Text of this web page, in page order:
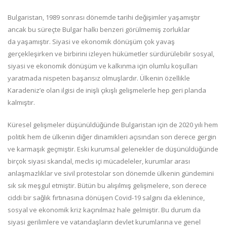
Bulgaristan, 1989 sonrası dönemde tarihi değişimler yaşamıştır
ancak bu süreçte Bulgar halkı benzeri görülmemiş zorluklar
da yaşamıştır. Siyasi ve ekonomik dönüşüm çok yavaş
gerçekleşirken ve birbirini izleyen hükümetler sürdürülebilir sosyal,
siyasi ve ekonomik dönüşüm ve kalkınma için olumlu koşulları
yaratmada nispeten başarısız olmuşlardır. Ülkenin özellikle
Karadeniz’e olan ilgisi de inişli çıkışlı gelişmelerle hep geri planda
kalmıştır.
Küresel gelişmeler düşünüldüğünde Bulgaristan için de 2020 yılı hem
politik hem de ülkenin diğer dinamikleri açısından son derece gergin
ve karmaşık geçmiştir. Eski kurumsal gelenekler de düşünüldüğünde
birçok siyasi skandal, meclis içi mücadeleler, kurumlar arası
anlaşmazlıklar ve sivil protestolar son dönemde ülkenin gündemini
sık sık meşgul etmiştir. Bütün bu alışılmış gelişmelere, son derece
ciddi bir sağlık fırtınasına dönüşen Covid-19 salgını da eklenince,
sosyal ve ekonomik kriz kaçınılmaz hale gelmiştir. Bu durum da
siyasi gerilimlere ve vatandaşların devlet kurumlarına ve genel